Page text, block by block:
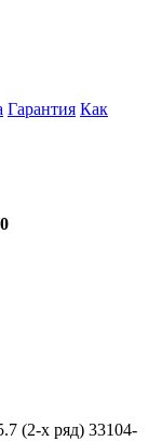
Гарантия Как
(2-х ряд) 33104-